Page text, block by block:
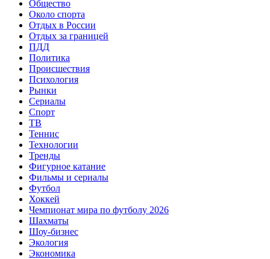
Общество
Около спорта
Отдых в России
Отдых за границей
ПДД
Политика
Происшествия
Психология
Рынки
Сериалы
Спорт
ТВ
Теннис
Технологии
Тренды
Фигурное катание
Фильмы и сериалы
Футбол
Хоккей
Чемпионат мира по футболу 2026
Шахматы
Шоу-бизнес
Экология
Экономика